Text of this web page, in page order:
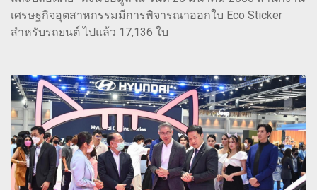
เศรษฐกิจอุตสาหกรรมมีการพิจารณาออกใบ Eco Sticker
สำหรับรถยนต์ ไปแล้ว 17,136 ใบ